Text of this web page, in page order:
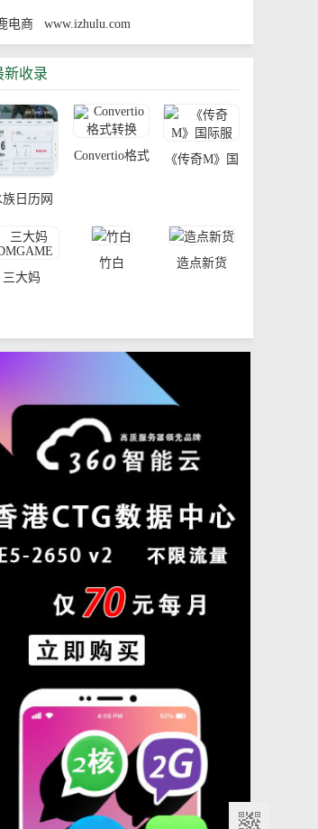
电商 www.izhulu.com
新收录
族日历网
Convertio格式 《传奇M》国
三大妈
竹白 造点新货